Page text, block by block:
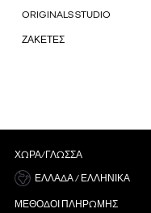
ORIGINALS STUDIO
ΖΑΚΕΤΕΣ
ΧΏΡΑ/ΓΛΏΣΣΑ
ΕΛΛΆΔΑ / ΕΛΛΗΝΙΚΆ
ΜΈΘΟΔΟΙ ΠΛΗΡΩΜΉΣ